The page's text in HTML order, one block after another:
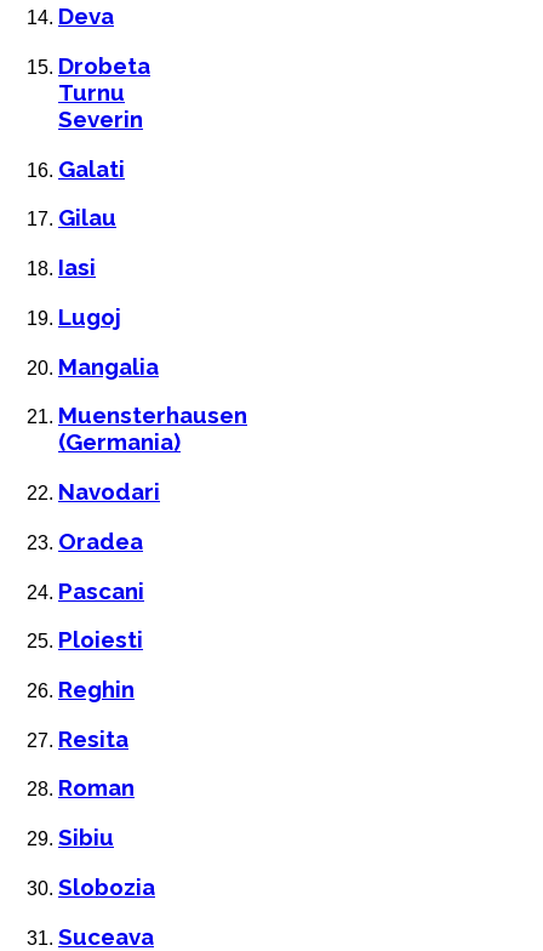
Deva
Drobeta
Turnu
Severin
Galati
Gilau
Iasi
Lugoj
Mangalia
Muensterhausen
(Germania)
Navodari
Oradea
Pascani
Ploiesti
Reghin
Resita
Roman
Sibiu
Slobozia
Suceava